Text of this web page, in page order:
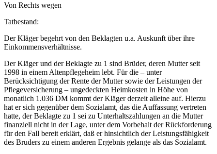
Von Rechts wegen
Tatbestand:
Der Kläger begehrt von den Beklagten u.a. Auskunft über ihre
Einkommensverhältnisse.
Der Kläger und der Beklagte zu 1 sind Brüder, deren Mutter seit
1998 in einem Altenpflegeheim lebt. Für die – unter
Berücksichtigung der Rente der Mutter sowie der Leistungen der
Pflegeversicherung – ungedeckten Heimkosten in Höhe von
monatlich 1.036 DM kommt der Kläger derzeit alleine auf. Hierzu
hat er sich gegenüber dem Sozialamt, das die Auffassung vertreten
hatte, der Beklagte zu 1 sei zu Unterhaltszahlungen an die Mutter
finanziell nicht in der Lage, unter dem Vorbehalt der Rückforderung
für den Fall bereit erklärt, daß er hinsichtlich der Leistungsfähigkeit
des Bruders zu einem anderen Ergebnis gelange als das Sozialamt.